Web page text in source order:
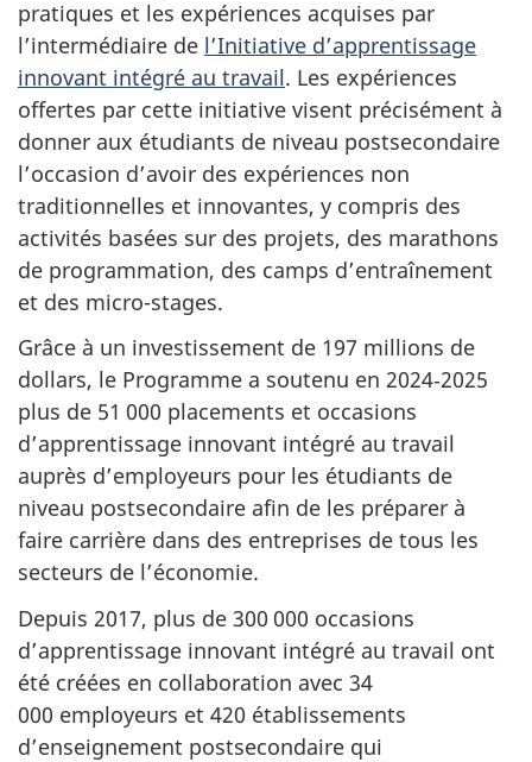
pratiques et les expériences acquises par
l’intermédiaire de l’Initiative d’apprentissage
innovant intégré au travail. Les expériences
offertes par cette initiative visent précisément à
donner aux étudiants de niveau postsecondaire
l’occasion d’avoir des expériences non
traditionnelles et innovantes, y compris des
activités basées sur des projets, des marathons
de programmation, des camps d’entraînement
et des micro-stages.
Grâce à un investissement de 197 millions de
dollars, le Programme a soutenu en 2024‑2025
plus de 51 000 placements et occasions
d’apprentissage innovant intégré au travail
auprès d’employeurs pour les étudiants de
niveau postsecondaire afin de les préparer à
faire carrière dans des entreprises de tous les
secteurs de l’économie.
Depuis 2017, plus de 300 000 occasions
d’apprentissage innovant intégré au travail ont
été créées en collaboration avec 34
000 employeurs et 420 établissements
d’enseignement postsecondaire qui